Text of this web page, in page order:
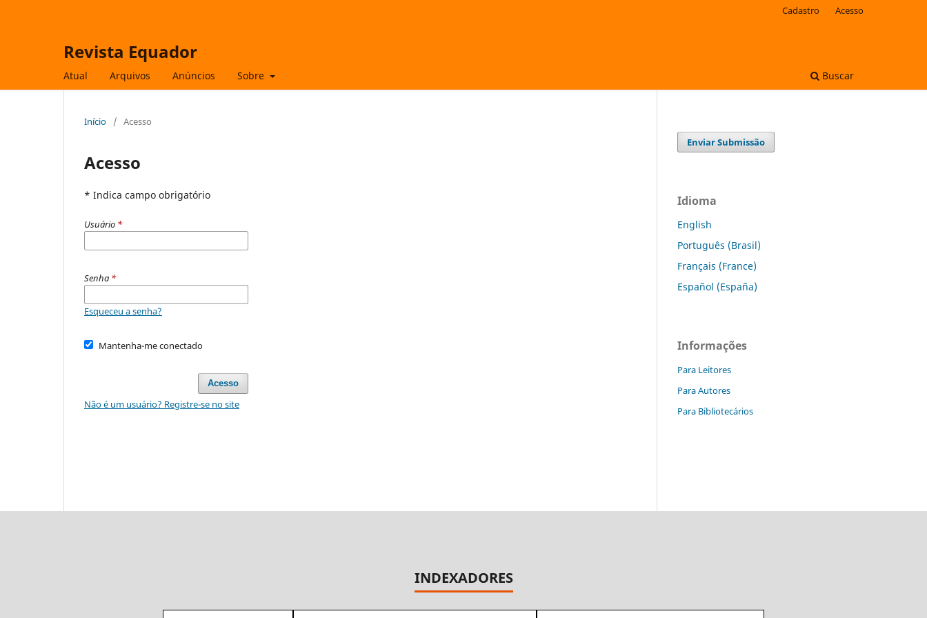
Revista Equador
Atual Arquivos Anúncios Sobre Buscar
Cadastro Acesso
Início / Acesso
Acesso
* Indica campo obrigatório
Usuário *
Senha *
Esqueceu a senha?
Mantenha-me conectado
Acesso
Não é um usuário? Registre-se no site
Enviar Submissão
Idioma
English
Português (Brasil)
Français (France)
Español (España)
Informações
Para Leitores
Para Autores
Para Bibliotecários
INDEXADORES